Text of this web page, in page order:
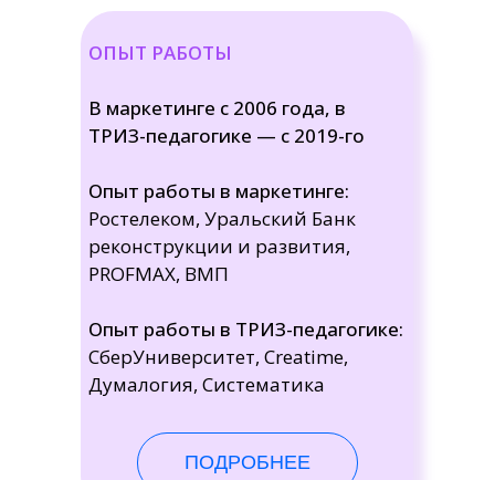
ОПЫТ РАБОТЫ
В маркетинге с 2006 года, в
ТРИЗ-педагогике — с 2019-го
Опыт работы в маркетинге:
Ростелеком, Уральский Банк
реконструкции и развития,
PROFMAX, ВМП
Опыт работы в ТРИЗ-педагогике:
СберУниверситет, Creatime,
Думалогия, Систематика
ПОДРОБНЕЕ